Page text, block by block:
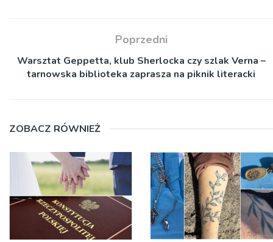
Poprzedni
Warsztat Geppetta, klub Sherlocka czy szlak Verna –
tarnowska biblioteka zaprasza na piknik literacki
ZOBACZ RÓWNIEŻ